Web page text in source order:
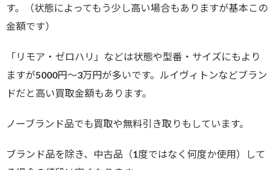
す。（状態によってもう少し高い場合もありますが基本この
金額です）
「リモア・ゼロハリ」などは状態や型番・サイズにもより
ますが5000円～3万円が多いです。ルイヴィトンなどブラン
ドだと高い買取金額もあります。
ノーブランド品でも買取や無料引き取りもしています。
ブランド品を除き、中古品（1度ではなく何度か使用）して